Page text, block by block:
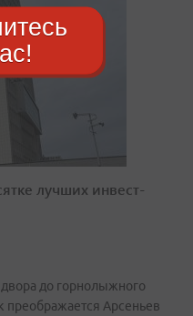
лучших инвест-
до горнолыжного
преображается Арсеньев